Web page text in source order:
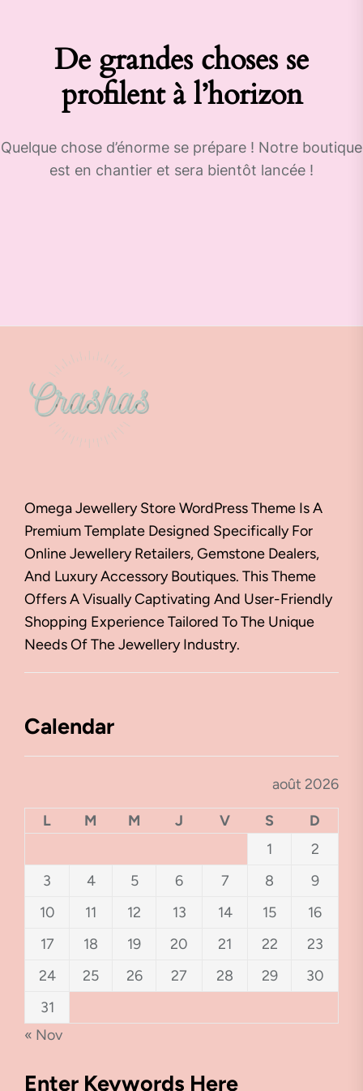
De grandes choses se
profilent à l’horizon
Quelque chose d’énorme se prépare ! Notre boutique
est en chantier et sera bientôt lancée !
Omega Jewellery Store WordPress Theme Is A
Premium Template Designed Specifically For
Online Jewellery Retailers, Gemstone Dealers,
And Luxury Accessory Boutiques. This Theme
Offers A Visually Captivating And User-Friendly
Shopping Experience Tailored To The Unique
Needs Of The Jewellery Industry.
Calendar
août 2026
L M M J V S
D
1
2
3
4 5 6 7 8
9
10
11 12 13 14 15
16
17
18 19 20 21 22
23
24
25 26 27 28 29
30
31
« Nov
Enter Keywords Here